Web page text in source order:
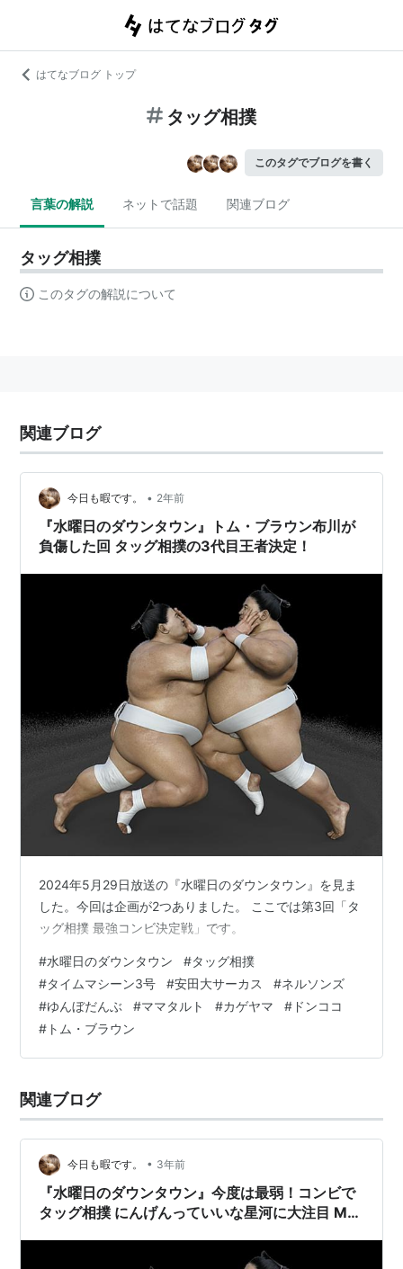
はてなブログ トップ
タッグ相撲
このタグでブログを書く
言葉の解説 ネットで話題 関連ブログ
タッグ相撲
このタグの解説について
関連ブログ
今日も暇です。 • 2年前
『水曜日のダウンタウン』トム・ブラウン布川が
負傷した回 タッグ相撲の3代目王者決定！
2024年5月29日放送の『水曜日のダウンタウン』を見ま
した。今回は企画が2つありました。 ここでは第3回「タ
ッグ相撲 最強コンビ決定戦」です。
#水曜日のダウンタウン #タッグ相撲
#タイムマシーン3号 #安田大サーカス #ネルソンズ
#ゆんぼだんぶ #ママタルト #カゲヤマ # ドンココ
# トム・ブラウン
関連ブログ
今日も暇です。 • 3年前
『水曜日のダウンタウン』今度は最弱！コンビで
タッグ相撲 にんげんっていいな星河に大注目 M-1